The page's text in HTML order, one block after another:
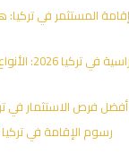
منح دراسية
أفضل فرص الاستثمار في